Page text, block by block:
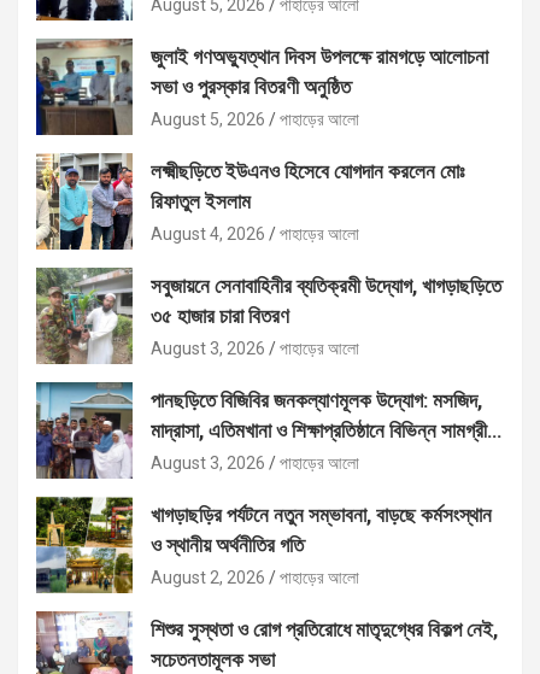
August 5, 2026 পাহাড়ের আলো
জুলাই গণঅভ্যুত্থান দিবস উপলক্ষে রামগড়ে আলোচনা
সভা ও পুরস্কার বিতরণী অনুষ্ঠিত
August 5, 2026 পাহাড়ের আলো
লক্ষ্মীছড়িতে ইউএনও হিসেবে যোগদান করলেন মোঃ
রিফাতুল ইসলাম
August 4, 2026 পাহাড়ের আলো
সবুজায়নে সেনাবাহিনীর ব্যতিক্রমী উদ্যোগ, খাগড়াছড়িতে
৩৫ হাজার চারা বিতরণ
August 3, 2026 পাহাড়ের আলো
পানছড়িতে বিজিবির জনকল্যাণমূলক উদ্যোগ: মসজিদ,
মাদ্রাসা, এতিমখানা ও শিক্ষাপ্রতিষ্ঠানে বিভিন্ন সামগ্রী
বিতরণ
August 3, 2026 পাহাড়ের আলো
খাগড়াছড়ির পর্যটনে নতুন সম্ভাবনা, বাড়ছে কর্মসংস্থান
ও স্থানীয় অর্থনীতির গতি
August 2, 2026 পাহাড়ের আলো
শিশুর সুস্থতা ও রোগ প্রতিরোধে মাতৃদুগ্ধের বিকল্প নেই,
সচেতনতামূলক সভা